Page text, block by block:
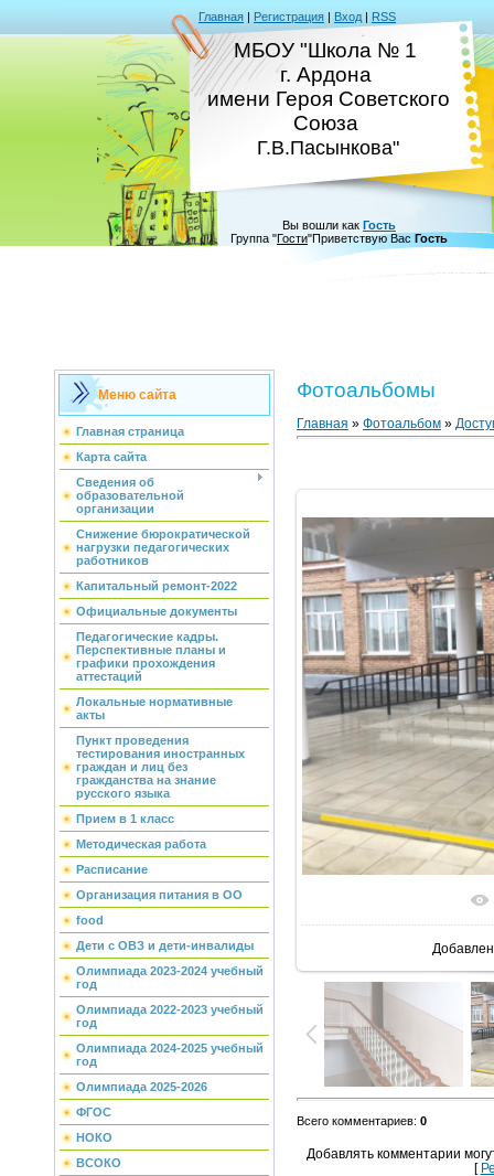
Главная | Регистрация | Вход | RSS
МБОУ "Школа № 1
г. Ардона
имени Героя Советского
Союза
Г.В.Пасынкова"
Вы вошли как Гость
Группа "Гости"Приветствую Вас Гость
Меню сайта
Главная страница
Карта сайта
Сведения об
образовательной
организации
Снижение бюрократической
нагрузки педагогических
работников
Капитальный ремонт-2022
Официальные документы
Педагогические кадры.
Перспективные планы и
графики прохождения
аттестаций
Локальные нормативные
акты
Пункт проведения
тестирования иностранных
граждан и лиц без
гражданства на знание
русского языка
Прием в 1 класс
Методическая работа
Расписание
Организация питания в ОО
food
Дети с ОВЗ и дети-инвалиды
Олимпиада 2023-2024 учебный
год
Олимпиада 2022-2023 учебный
год
Олимпиада 2024-2025 учебный
год
Олимпиада 2025-2026
ФГОС
НОКО
ВСОКО
Фотоальбомы
Главная » Фотоальбом »
Всего комментариев: 0
Добавлять комментарии
[